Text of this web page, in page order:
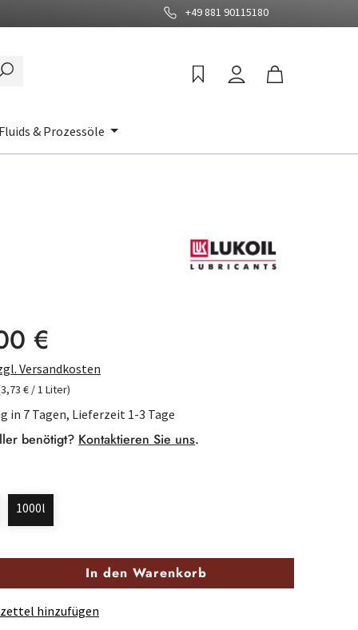
+49 881 90115180
& Prozessöle
€
Versandkosten
€ / 1 Liter)
in 7 Tagen, Lieferzeit 1-3 Tage
benötigt? Kontaktieren Sie uns.
1000l
In den Warenkorb
hinzufügen